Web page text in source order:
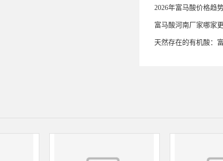
2026年富马酸价格趋
富马酸河南厂家哪家
天然存在的有机酸：